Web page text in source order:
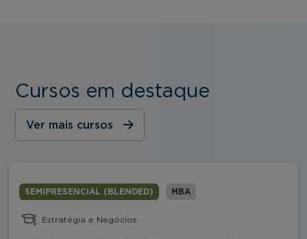
Cursos em destaque
Ver mais cursos
SEMIPRESENCIAL (BLENDED) MBA
Estratégia e Negócios